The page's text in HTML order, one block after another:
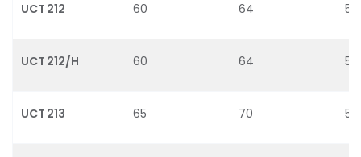
UCT 212 60 64
UCT 212/H 60 64
UCT 213 65 70